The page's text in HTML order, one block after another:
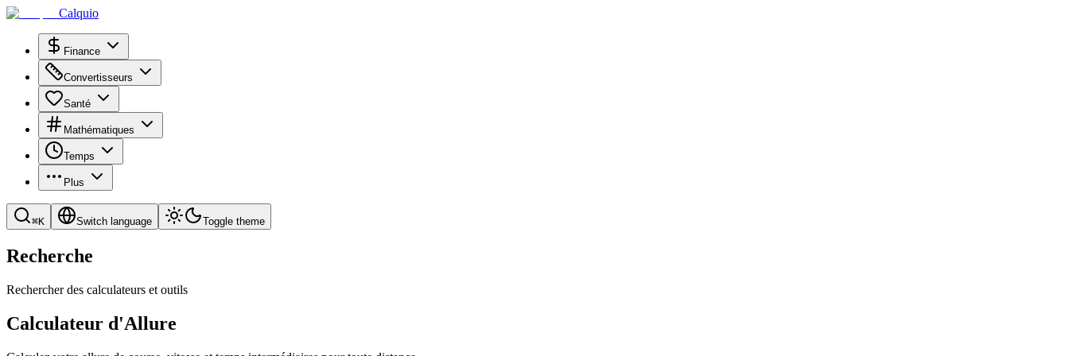
Calquio
Finance
Convertisseurs
Santé
Mathématiques
Temps
Plus
⌘K Switch language Toggle theme
Recherche
Rechercher des calculateurs et outils
Calculateur d'Allure